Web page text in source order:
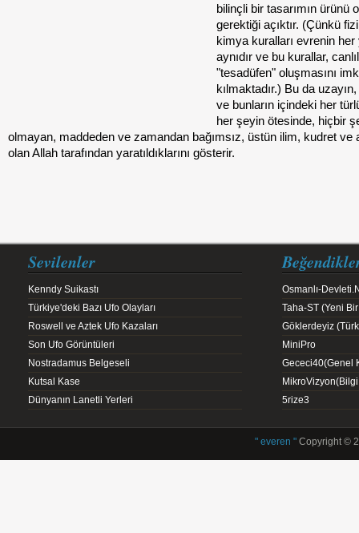
bilinçli bir tasarımın ürünü
gerektiği açıktır. (Çünkü
kimya kuralları evrenin her
aynıdır ve bu kurallar,
"tesadüfen" oluşmasını
kılmaktadır.) Bu da
ve bunların içindeki her
her şeyin ötesinde, hiçbir
olmayan, maddeden ve zamandan bağımsız, üstün ilim, kudret ve
olan Allah tarafından yaratıldıklarını gösterir.
Sevilenler
Kenndy Suikastı
Türkiye'deki Bazı Ufo Olayları
Roswell ve Aztek Ufo Kazaları
Son Ufo Görüntüleri
Nostradamus Belgeseli
Kutsal Kase
Dünyanın Lanetli Yerleri
Osmanlı-
Taha-ST (Yeni
Göklerdeyiz
MiniPro
Gececi40(Genel
5rize3
" everen "Copyright ©